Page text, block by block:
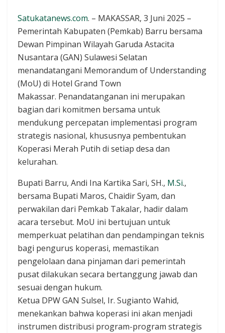
Satukatanews.com. – MAKASSAR, 3 Juni 2025 –
Pemerintah Kabupaten (Pemkab) Barru bersama
Dewan Pimpinan Wilayah Garuda Astacita
Nusantara (GAN) Sulawesi Selatan
menandatangani Memorandum of Understanding
(MoU) di Hotel Grand Town
Makassar. Penandatanganan ini merupakan
bagian dari komitmen bersama untuk
mendukung percepatan implementasi program
strategis nasional, khususnya pembentukan
Koperasi Merah Putih di setiap desa dan
kelurahan.
Bupati Barru, Andi Ina Kartika Sari, SH., M.Si.,
bersama Bupati Maros, Chaidir Syam, dan
perwakilan dari Pemkab Takalar, hadir dalam
acara tersebut. MoU ini bertujuan untuk
memperkuat pelatihan dan pendampingan teknis
bagi pengurus koperasi, memastikan
pengelolaan dana pinjaman dari pemerintah
pusat dilakukan secara bertanggung jawab dan
sesuai dengan hukum.
Ketua DPW GAN Sulsel, Ir. Sugianto Wahid,
menekankan bahwa koperasi ini akan menjadi
instrumen distribusi program-program strategis